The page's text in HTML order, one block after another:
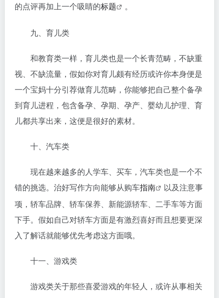
的点评再加上一个吸睛的标题 。
九、育儿类
和教育类一样，育儿类也是一个长青范畴，不缺重
视、不缺流量，假如你对育儿颇有经历或许你本身便是
一个宝妈十分引荐做育儿范畴，你能够把自己整个备孕
到育儿进程，包含备孕、孕期、孕产、婴幼儿护理、育
儿都共享出来，这便是很好的素材。
十、汽车类
现在越来越多的人学车、买车，汽车类也是一个不
错的挑选。治好写作方向能够从购车指南
以及注意事
项，轿车品牌、轿车保养、新能源轿车、二手车等方面
下手。假如自己对轿车方面是有激烈喜好而且想要更深
入了解话就能够优先考虑这方面哦。
十一、游戏类
游戏类关于那些喜爱游戏的年轻人，或许从事相关